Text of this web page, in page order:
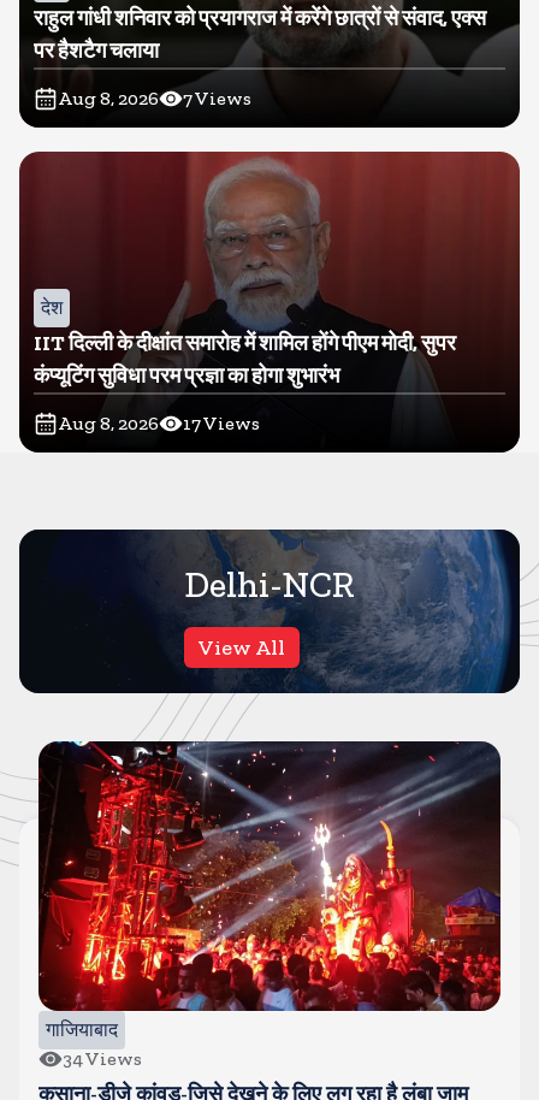
राहुल गांधी शनिवार को प्रयागराज में करेंगे छात्रों से संवाद, एक्स
पर हैशटैग चलाया
Aug 8, 2026 7Views
देश
IIT दिल्ली के दीक्षांत समारोह में शामिल होंगे पीएम मोदी, सुपर
कंप्यूटिंग सुविधा परम प्रज्ञा का होगा शुभारंभ
Aug 8, 2026 17Views
Delhi-NCR
View All
गाजियाबाद
34Views
कसाना-डीजे कांवड-जिसे देखने के लिए लग रहा है लंबा जाम